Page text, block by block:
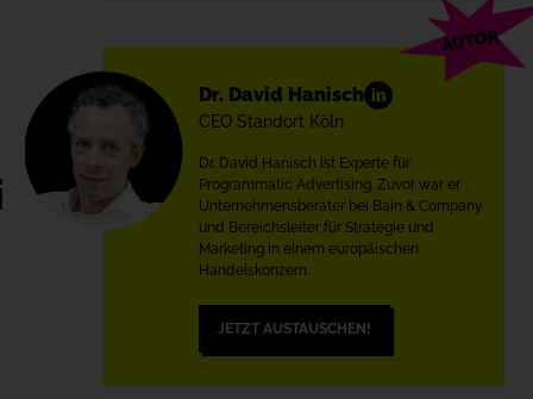
Dr. David Hanisch
CEO Standort Köln
Dr. David Hanisch ist Experte für
Programmatic Advertising. Zuvor war er
Unternehmensberater bei Bain & Company
und Bereichsleiter für Strategie und
Marketing in einem europäischen
Handelskonzern.
JETZT AUSTAUSCHEN!